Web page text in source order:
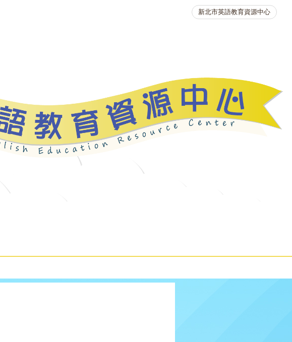
新北市英語教育資源中心